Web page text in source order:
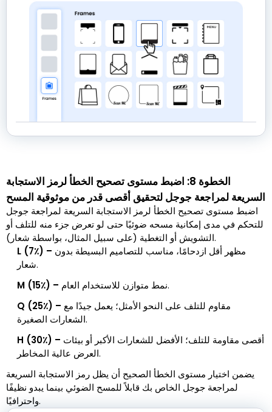
الخطوة 8: اضبط مستوى تصحيح الخطأ لرمز الاستجابة
السريعة لمراجعة جوجل لتحقيق أقصى قدر من موثوقية المسح
اضبط مستوى تصحيح الخطأ لرمز الاستجابة السريعة لمراجعة جوجل
للتحكم في مدى إمكانية مسحه ضوئيًا حتى لو تعرض جزء منه للتلف أو
التشويش أو التغطية (على سبيل المثال، بواسطة شعار).
L (7٪) – مظهر أقل ازدحامًا، مناسب للتصاميم البسيطة بدون
شعار.
M (15٪) –
نمط متوازن للاستخدام العام.
Q (25٪) – مقاوم للتلف على النحو الأمثل؛ يعمل جيدًا مع
الشعارات الصغيرة.
H (30٪) – أقصى مقاومة للتلف؛ الأفضل للشعارات الأكبر أو بيئات
العرض عالية المخاطر.
يضمن اختيار مستوى الخطأ الصحيح أن يظل رمز الاستجابة السريعة
لمراجعة جوجل الخاص بك قابلاً للمسح الضوئي بينما يبدو نظيفًا
واحترافيًا.